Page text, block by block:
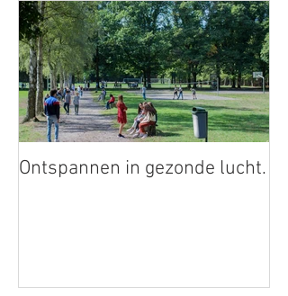
Ontspannen in gezonde lucht.